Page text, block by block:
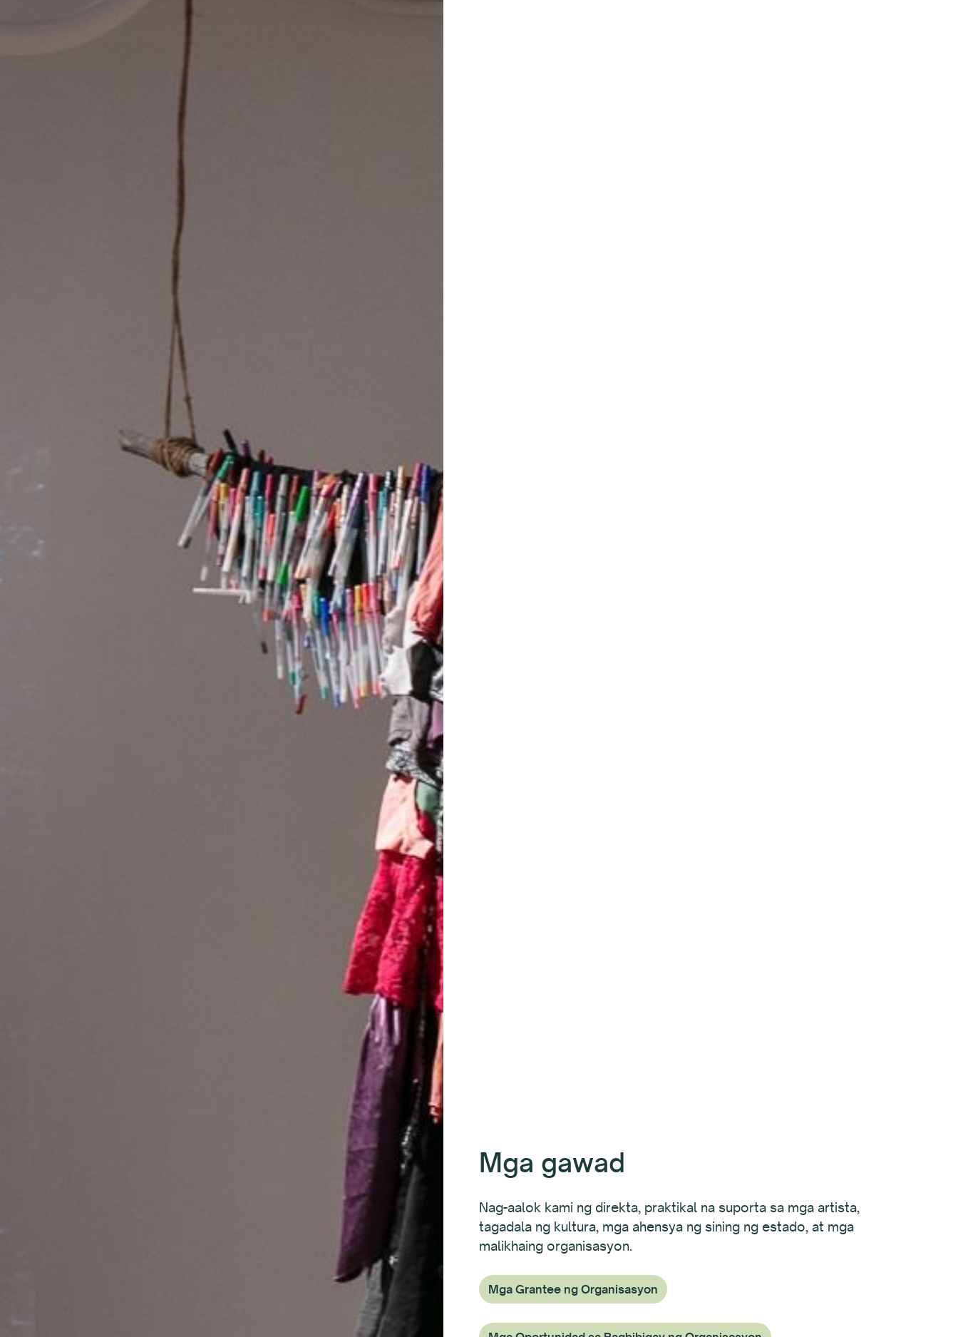
Mga gawad
Nag-aalok kami ng direkta, praktikal na suporta sa mga artista,
tagadala ng kultura, mga ahensya ng sining ng estado, at mga
malikhaing organisasyon.
Mga Grantee ng Organisasyon